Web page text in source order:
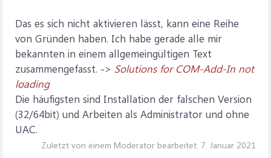
Das es sich nicht aktivieren lässt, kann eine Reihe
von Gründen haben. Ich habe gerade alle mir
bekannten in einem allgemeingültigen Text
zusammengefasst. -> Solutions for COM-Add-In not
loading
Die häufigsten sind Installation der falschen Version
(32/64bit) und Arbeiten als Administrator und ohne
UAC.
Zuletzt von einem Moderator bearbeitet: 7. Januar 2021